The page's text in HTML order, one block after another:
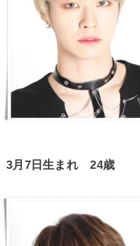
3月7日生まれ 24歳